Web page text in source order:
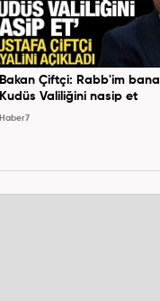
Bakan Çiftçi: Rabb'im bana
Kudüs Valiliğini nasip et
Haber7